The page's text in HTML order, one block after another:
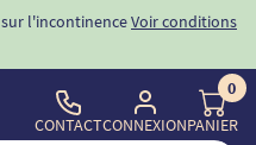
sur l'incontinenceVoir conditions
CONTACTCONNEXION
0
PANIER